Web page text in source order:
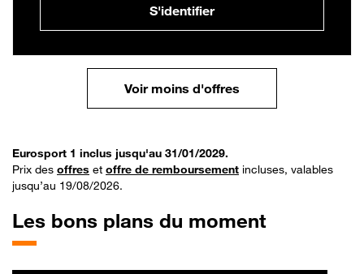
S'identifier
Voir moins d'offres
Eurosport 1 inclus jusqu'au 31/01/2029.
Prix des offres et offre de remboursement incluses, valables
jusqu’au 19/08/2026.
Les bons plans du moment